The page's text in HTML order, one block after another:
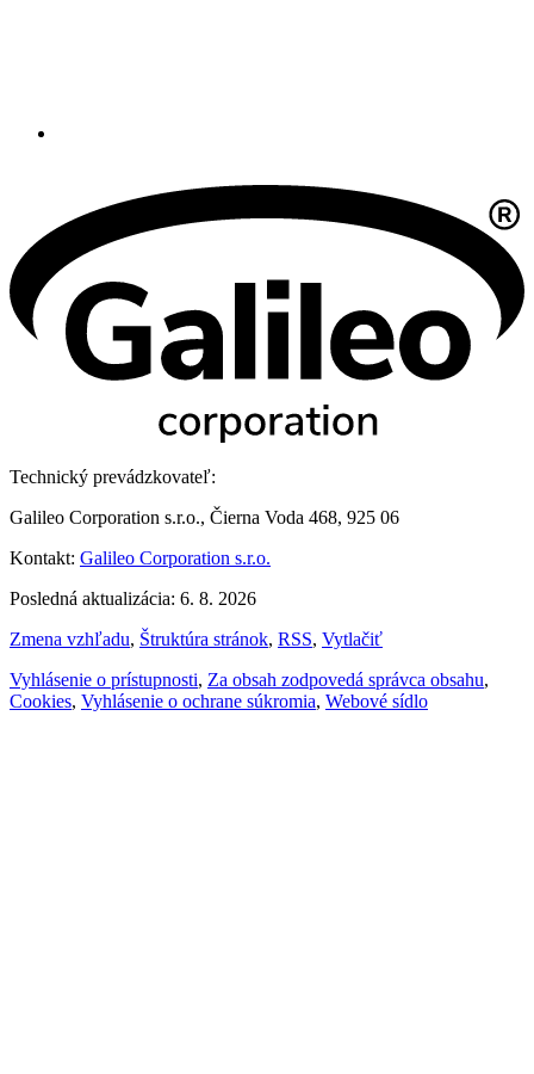
Technický prevádzkovateľ:
Galileo Corporation s.r.o., Čierna Voda 468, 925 06
Kontakt: Galileo Corporation s.r.o.
Posledná aktualizácia: 6. 8. 2026
Zmena vzhľadu, Štruktúra stránok, RSS, Vytlačiť
Vyhlásenie o prístupnosti, Za obsah zodpovedá správca obsahu,
Cookies, Vyhlásenie o ochrane súkromia, Webové sídlo